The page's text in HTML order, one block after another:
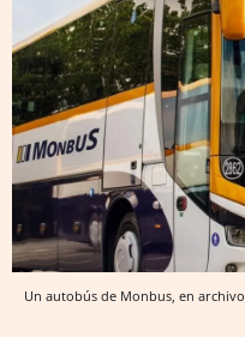
Un autobús de Monbus, en archivo